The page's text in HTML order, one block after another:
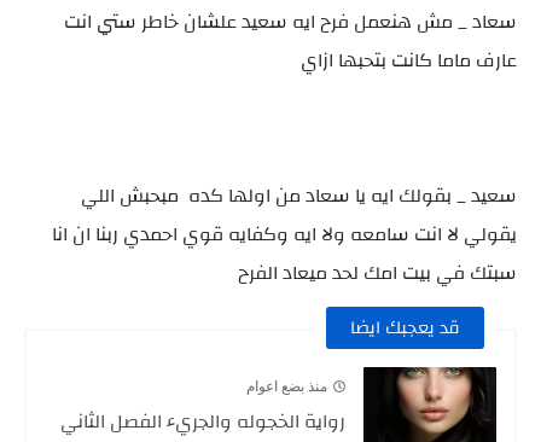
سعاد _ مش هنعمل فرح ايه سعيد علشان خاطر ستي انت
عارف ماما كانت بتحبها ازاي
سعيد _ بقولك ايه يا سعاد من اولها كده مبحبش اللي
يقولي لا انت سامعه ولا ايه وكفايه قوي احمدي ربنا ان انا
سبتك في بيت امك لحد ميعاد الفرح
قد يعجبك ايضا
منذ بضع اعوام
رواية الخجوله والجريء الفصل الثاني